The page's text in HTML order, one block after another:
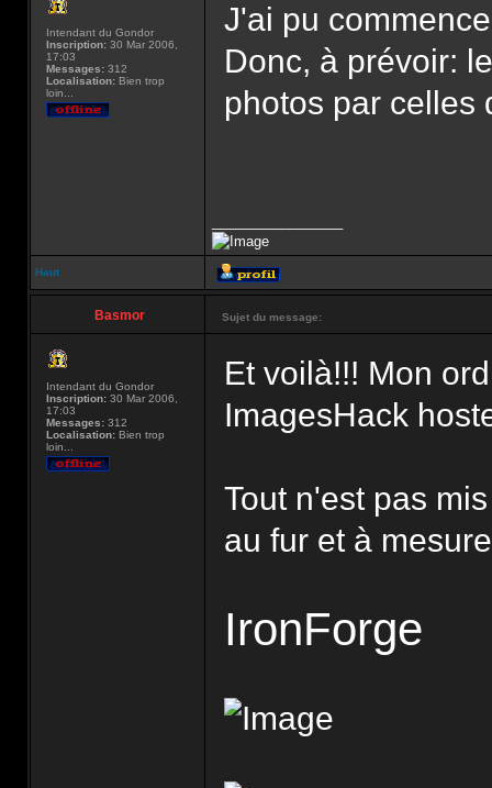
Intendant du Gondor
Inscription: 30 Mar 2006,
17:03
Messages: 312
Localisation: Bien trop
loin...
J'ai pu
Donc, à prévoir:
photos par celles
Haut
Basmor Sujet du message:
Intendant du Gondor
Inscription: 30 Mar 2006,
17:03
Messages: 312
Localisation: Bien trop
loin...
Et voilà!!! Mon
ImagesHack
Tout n'est pas
au fur et à
IronForge